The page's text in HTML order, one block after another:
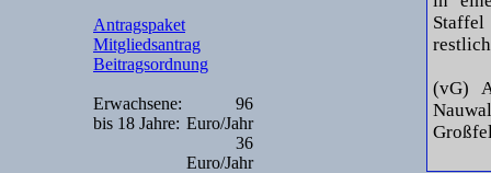
Antragspaket
Mitgliedsantrag
Beitragsordnung
Erwachsene:
bis 18 Jahre:
96
Euro/Jahr
36
Euro/Jahr
(vG)